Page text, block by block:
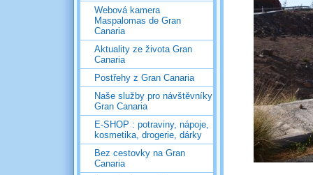
Webová kamera
Maspalomas de Gran
Canaria
Aktuality ze života Gran
Canaria
Postřehy z Gran Canaria
Naše služby pro návštěvníky
Gran Canaria
E-SHOP : potraviny, nápoje,
kosmetika, drogerie, dárky
Bez cestovky na Gran
Canaria